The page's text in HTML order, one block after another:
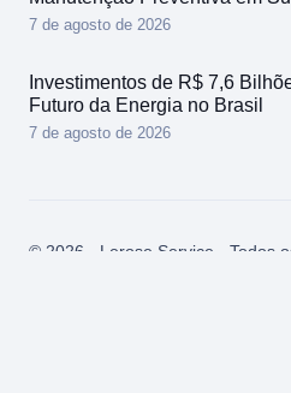
7 de agosto de 2026
Investimentos de R$ 7,6
Futuro da Energia no Brasil
7 de agosto de 2026
© 2026 - Lerose Service - Todos